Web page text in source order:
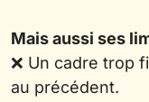
Mais aussi ses
❌ Un cadre trop
au précédent.